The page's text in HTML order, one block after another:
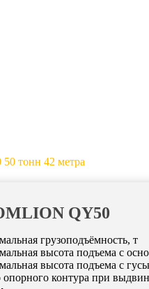
тонн 42 метра
QY50
грузоподъёмность, т
высота подъема с
высота подъема с
опорного контура при